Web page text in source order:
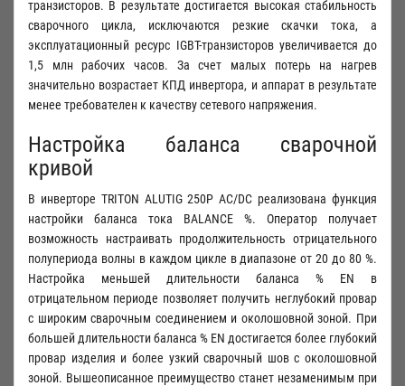
транзисторов. В результате достигается высокая стабильность
сварочного цикла, исключаются резкие скачки тока, а
эксплуатационный ресурс IGBT-транзисторов увеличивается до
1,5 млн рабочих часов. За счет малых потерь на нагрев
значительно возрастает КПД инвертора, и аппарат в результате
менее требователен к качеству сетевого напряжения.
Настройка баланса сварочной
кривой
В инверторе TRITON ALUTIG 250Р AC/DC реализована функция
настройки баланса тока BALANCE %. Оператор получает
возможность настраивать продолжительность отрицательного
полупериода волны в каждом цикле в диапазоне от 20 до 80 %.
Настройка меньшей длительности баланса % EN в
отрицательном периоде позволяет получить неглубокий провар
с широким сварочным соединением и околошовной зоной. При
большей длительности баланса % EN достигается более глубокий
провар изделия и более узкий сварочный шов с околошовной
зоной. Вышеописанное преимущество станет незаменимым при